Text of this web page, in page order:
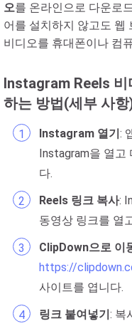
오를 온라인으로 다운로
어를 설치하지 않고도 웹
비디오를 휴대폰이나 컴
Instagram Reels 비
하는 방법(세부 사항
Instagram 열기:
Instagram을 열고
다.
Reels 링크 복사:
동영상 링크를 열
ClipDown으로 이
https://
사이트를 엽니다.
링크 붙여넣기: 복